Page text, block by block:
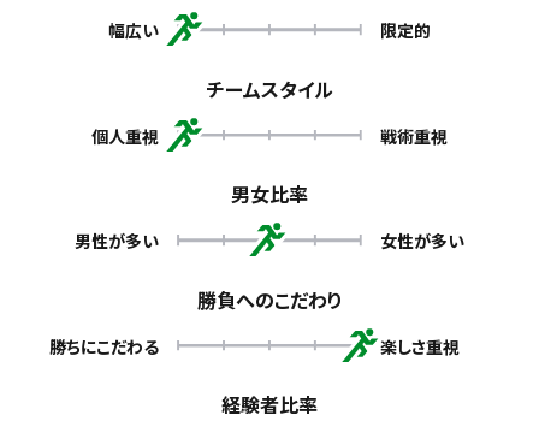
幅広い 限定的
チームスタイル
個人重視 戦術重視
男女比率
男性が多い 女性が多い
勝負へのこだわり
勝ちにこだわる 楽しさ重視
経験者比率